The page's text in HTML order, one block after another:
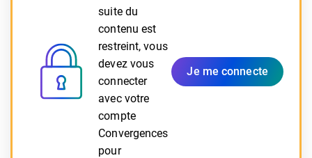
suite du
contenu est
restreint, vous
devez vous
connecter
avec votre
compte
Convergences
pour
Je me connecte